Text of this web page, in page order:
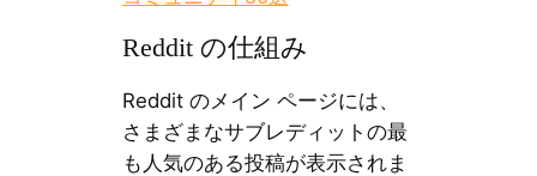
Reddit の仕組み
Reddit のメイン ページには、
さまざまなサブレディットの最
も人気のある投稿が表示されま